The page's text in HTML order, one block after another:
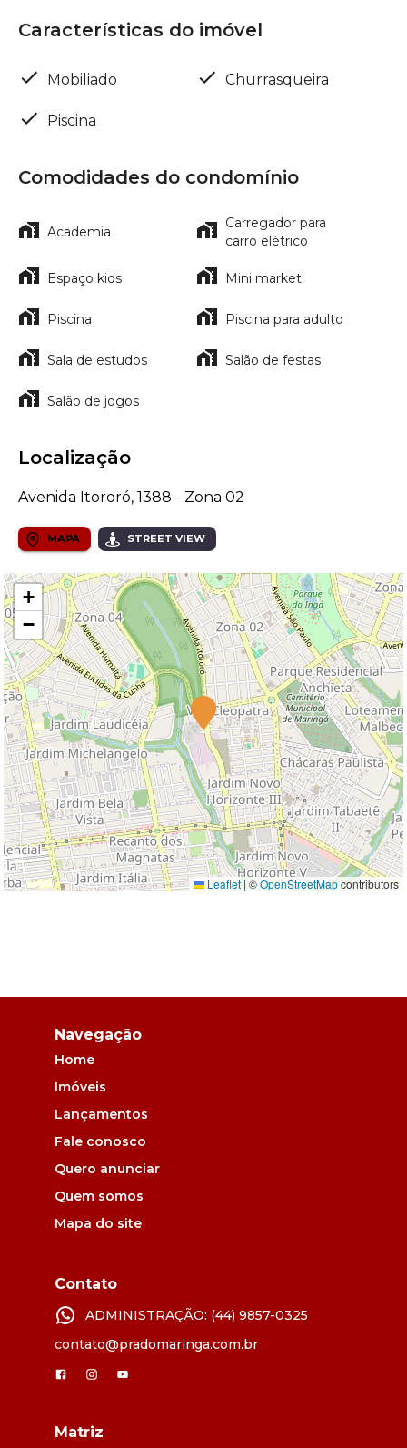
Características do imóvel
Mobiliado Churrasqueira
Piscina
Comodidades do condomínio
Academia
Carregador para
carro elétrico
Espaço kids Mini market
Piscina Piscina para adulto
Sala de estudos Salão de festas
Salão de jogos
Localização
Avenida Itororó, 1388 - Zona 02
MAPA STREET VIEW
+
−
Leaflet | ©OpenStreetMapcontributors
Navegação
Home
Imóveis
Lançamentos
Fale conosco
Quero anunciar
Quem somos
Mapa do site
Contato
ADMINISTRAÇÃO: (44) 9857-0325
contato@pradomaringa.com.br
Matriz